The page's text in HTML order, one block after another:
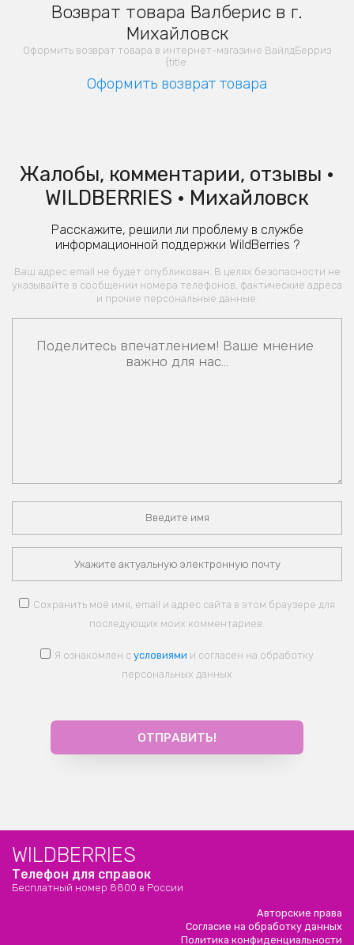
Возврат товара Валберис в г.
Михайловск
Оформить возврат товара в интернет-магазине ВайлдБерриз
{title:
Оформить возврат товара
Жалобы, комментарии, отзывы •
WILDBERRIES • Михайловск
Расскажите, решили ли проблему в службе
информационной поддержки WildBerries ?
Ваш адрес email не будет опубликован. В целях безопасности не
указывайте в сообщении номера телефонов, фактические адреса
и прочие персональные данные.
Сохранить моё имя, email и адрес сайта в этом браузере для
последующих моих комментариев.
Я ознакомлен с условиями и согласен на обработку
персональных данных
WILDBERRIES
Телефон для справок
Бесплатный номер 8800 в России
Авторские права
Согласие на обработку данных
Политика конфиденциальности